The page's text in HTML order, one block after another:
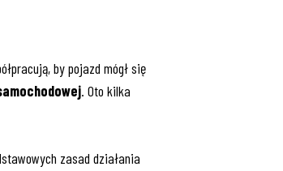
by pojazd mógł się
. Oto kilka
zasad działania